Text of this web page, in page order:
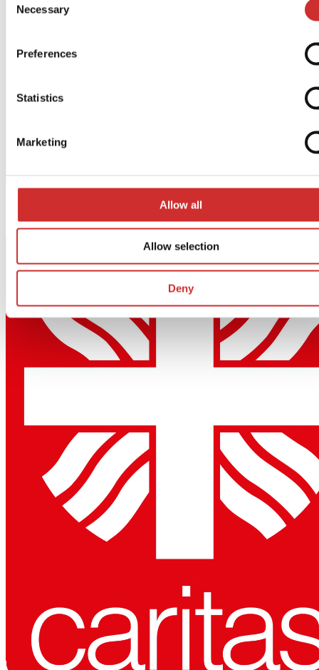
Selection
Necessary
Preferences
Statistics
Marketing
Allow all
Allow selection
Deny